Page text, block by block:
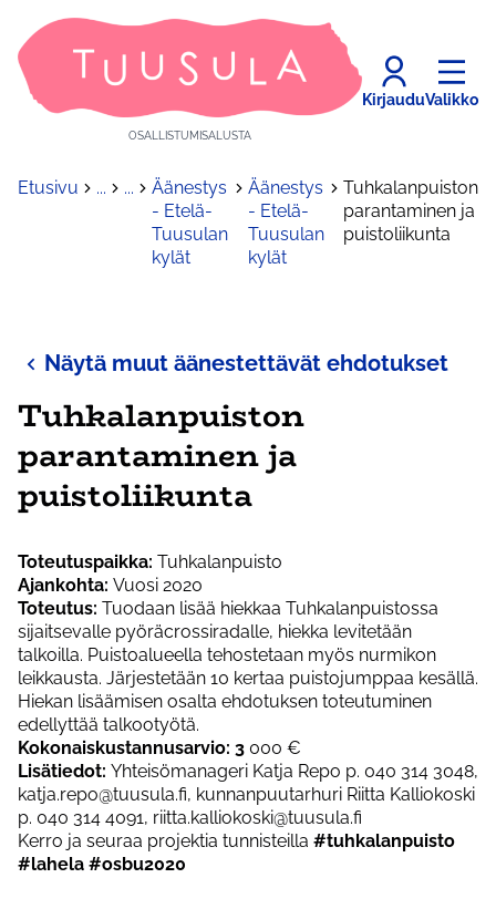
OSALLISTUMISALUSTA
KirjauduValikko
Etusivu ... ...
Äänestys
- Etelä-
Tuusulan
kylät
Äänestys
- Etelä-
Tuusulan
kylät
Tuhkalanpuiston
parantaminen ja
puistoliikunta
Näytä muut äänestettävät ehdotukset
Tuhkalanpuiston
parantaminen ja
puistoliikunta
Toteutuspaikka: Tuhkalanpuisto
Ajankohta: Vuosi 2020
Toteutus: Tuodaan lisää hiekkaa Tuhkalanpuistossa
sijaitsevalle pyöräcrossiradalle, hiekka levitetään
talkoilla. Puistoalueella tehostetaan myös nurmikon
leikkausta. Järjestetään 10 kertaa puistojumppaa kesällä.
Hiekan lisäämisen osalta ehdotuksen toteutuminen
edellyttää talkootyötä.
Kokonaiskustannusarvio: 3 000 €
Lisätiedot: Yhteisömanageri Katja Repo p. 040 314 3048,
katja.repo@tuusula.fi, kunnanpuutarhuri Riitta Kalliokoski
p. 040 314 4091, riitta.kalliokoski@tuusula.fi
Kerro ja seuraa projektia tunnisteilla #tuhkalanpuisto
#lahela #osbu2020